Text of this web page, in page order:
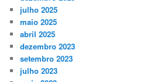
julho 2025
maio 2025
abril 2025
dezembro 2023
setembro 2023
julho 2023